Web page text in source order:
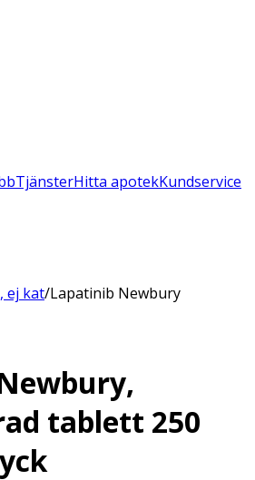
TjänsterHitta apotekKundservice
ej kat/Lapatinib Newbury
tablett 250